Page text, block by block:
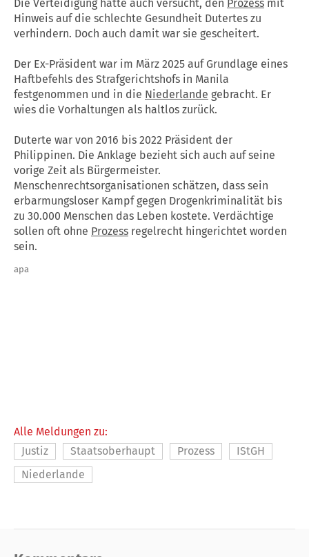
Die Verteidigung hatte auch versucht, den Prozess mit
Hinweis auf die schlechte Gesundheit Dutertes zu
verhindern. Doch auch damit war sie gescheitert.
Der Ex-Präsident war im März 2025 auf Grundlage eines
Haftbefehls des Strafgerichtshofs in Manila
festgenommen und in die Niederlande gebracht. Er
wies die Vorhaltungen als haltlos zurück.
Duterte war von 2016 bis 2022 Präsident der
Philippinen. Die Anklage bezieht sich auch auf seine
vorige Zeit als Bürgermeister.
Menschenrechtsorganisationen schätzen, dass sein
erbarmungsloser Kampf gegen Drogenkriminalität bis
zu 30.000 Menschen das Leben kostete. Verdächtige
sollen oft ohne Prozess regelrecht hingerichtet worden
sein.
apa
Alle Meldungen zu:
Justiz
Staatsoberhaupt Prozess
IStGH
Niederlande